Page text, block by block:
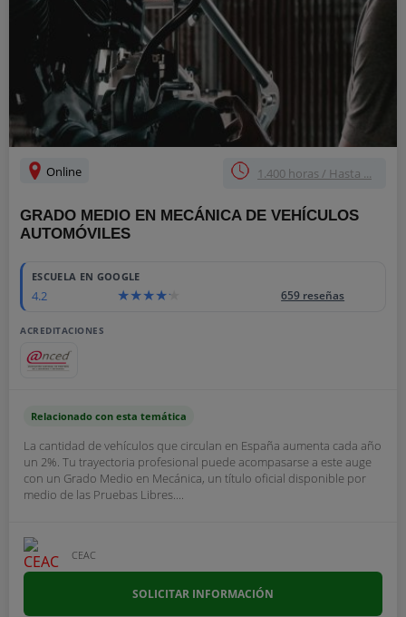
Online 1.400 horas / Hasta ...
GRADO MEDIO EN MECÁNICA DE VEHÍCULOS
AUTOMÓVILES
ESCUELA EN GOOGLE
4.2 659 reseñas
ACREDITACIONES
Relacionado con esta temática
La cantidad de vehículos que circulan en España aumenta cada año
un 2%. Tu trayectoria profesional puede acompasarse a este auge
con un Grado Medio en Mecánica, un título oficial disponible por
medio de las Pruebas Libres....
CEAC
SOLICITAR INFORMACIÓN